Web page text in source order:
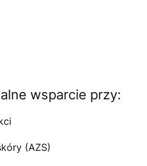
wsparcie przy:
(AZS)